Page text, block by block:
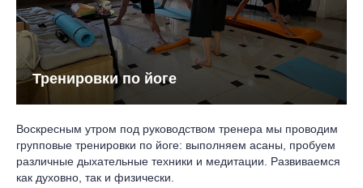
Тренировки по йоге
Воскресным утром под руководством тренера мы проводим
групповые тренировки по йоге: выполняем асаны, пробуем
различные дыхательные техники и медитации. Развиваемся
как духовно, так и физически.
Ваш ник в Telegram
Отправить заявку
Я согласен(а) сполитикой конфиденциальности